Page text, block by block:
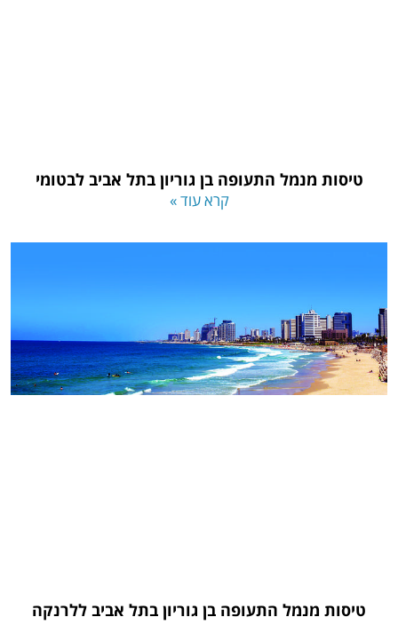
טיסות מנמל התעופה בן גוריון בתל אביב לבטומי
קרא עוד »
טיסות מנמל התעופה בן גוריון בתל אביב ללרנקה